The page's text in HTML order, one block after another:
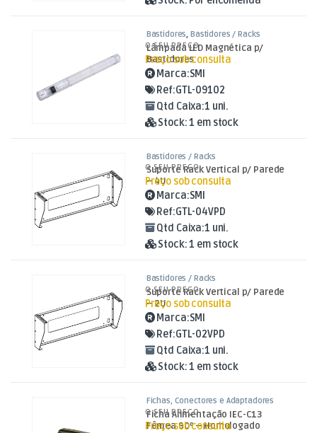
Bastidores, Bastidores / Racks
Lâmpada LED Magnética p/
Bastidores
O SEU PREÇO
Preço sob consulta
Marca:SMI
Ref:GTL-09102
Qtd Caixa:1 uni.
Stock: 1 em stock
Bastidores / Racks
Suporte Rack Vertical p/ Parede
– 4U
O SEU PREÇO
Preço sob consulta
Marca:SMI
Ref:GTL-04VPD
Qtd Caixa:1 uni.
Stock: 1 em stock
Bastidores / Racks
Suporte Rack Vertical p/ Parede
– 2U
O SEU PREÇO
Preço sob consulta
Marca:SMI
Ref:GTL-02VPD
Qtd Caixa:1 uni.
Stock: 1 em stock
Fichas, Conectores e Adaptadores
Ficha Alimentação IEC-C13
Fêmea 90º – Homologado
O SEU PREÇO
Preço sob consulta